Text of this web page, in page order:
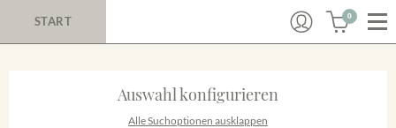
START 0
Auswahl konfigurieren
Alle Suchoptionen ausklappen